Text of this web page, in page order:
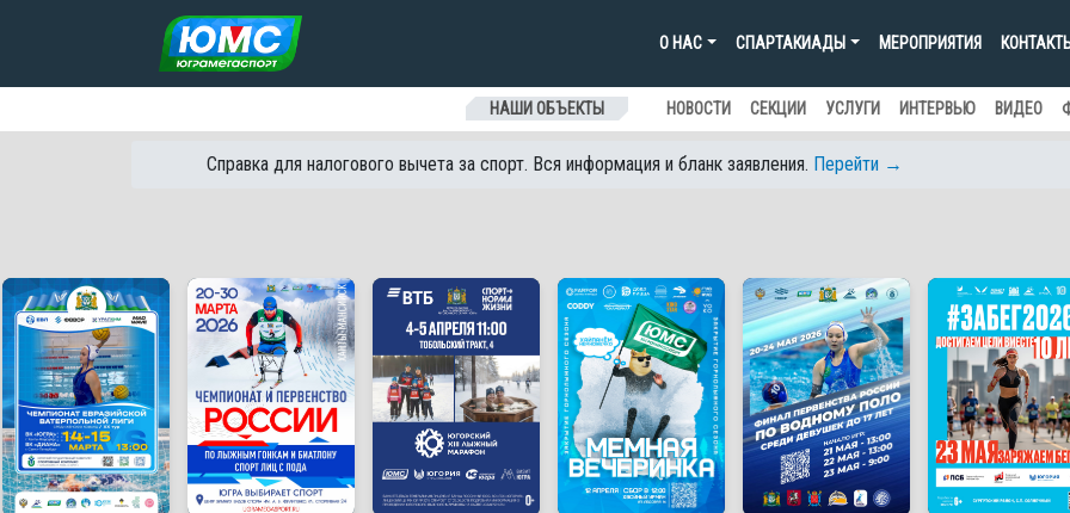
Перейти к содержанию
О НАС СПАРТАКИАДЫ МЕРОПРИЯТИЯ
НАШИ ОБЪЕКТЫ НОВОСТИ СЕКЦИИ УСЛУГИ ИНТЕРВЬЮ ВИДЕО
Справка для налогового вычета за спорт. Вся информация и бланк заявления. Перейти →